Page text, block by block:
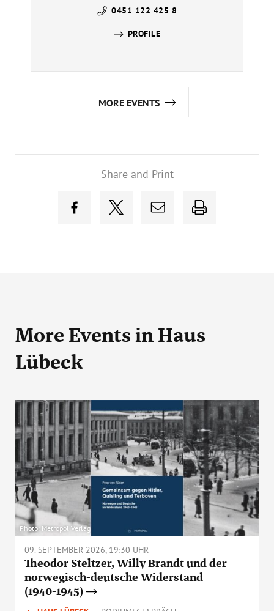
0451 122 425 8
PROFILE
MORE EVENTS
Share and Print
More Events in Haus
Lübeck
Photo: Metropol Verlag
09. SEPTEMBER 2026, 19:30 UHR
Theodor Steltzer, Willy Brandt und der
norwegisch-deutsche Widerstand
(1940-1945)